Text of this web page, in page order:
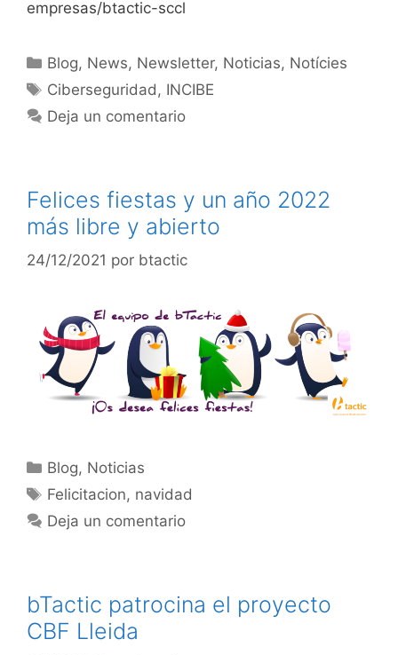
empresas/btactic-sccl
Blog, News, Newsletter, Noticias, Notícies
Ciberseguridad , INCIBE
Deja un comentario
Felices fiestas y un año 2022
más libre y abierto
24/12/2021 por btactic
Blog, Noticias
Felicitacion, navidad
Deja un comentario
bTactic patrocina el proyecto
CBF Lleida